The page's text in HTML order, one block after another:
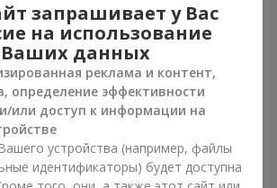
Корзина "Солнышко"
Заказать
запрашивает у Вас
на использование
Ваших данных
реклама и контент,
определение эффективности
или доступ к информации на
устройства (например, файлы
идентификаторы) будет доступна